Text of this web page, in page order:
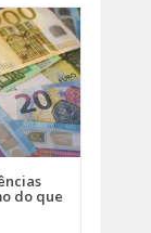
do que